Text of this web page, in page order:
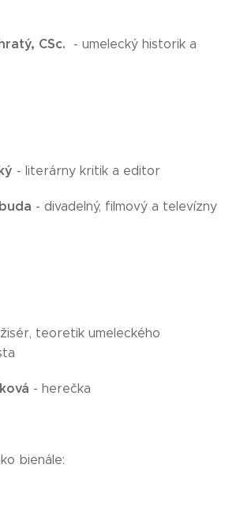
CSc.
- umelecký historik a
- literárny kritik a editor
- divadelný, filmový a televízny
teoretik umeleckého
- herečka
bienále: